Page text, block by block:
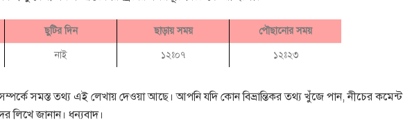
ছুটির দিন ছাড়ায় সময় পৌছানোর সময়
নাই ১২ঃ০৭ ১২ঃ২৩
সমস্ত তথ্য এই লেখায় দেওয়া আছে। আপনি যদি কোন বিভ্রান্তিকর তথ্য খুঁজে পান, নীচের কমেন্ট
লিখে জানান। ধন্যবাদ।